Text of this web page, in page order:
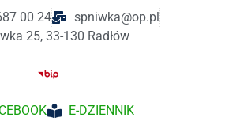
00 24
spniwka@op.pl
25, 33-130 Radłów
E-DZIENNIK